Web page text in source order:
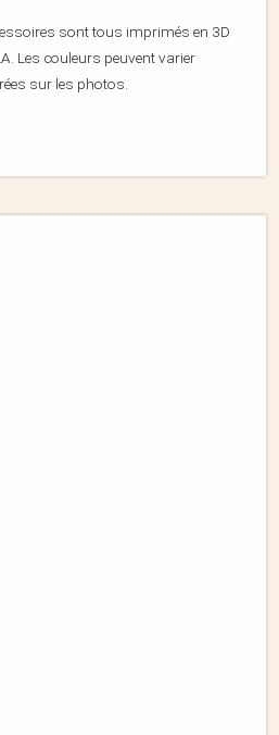
sont tous imprimés en 3D
Les couleurs peuvent varier
sur les photos.